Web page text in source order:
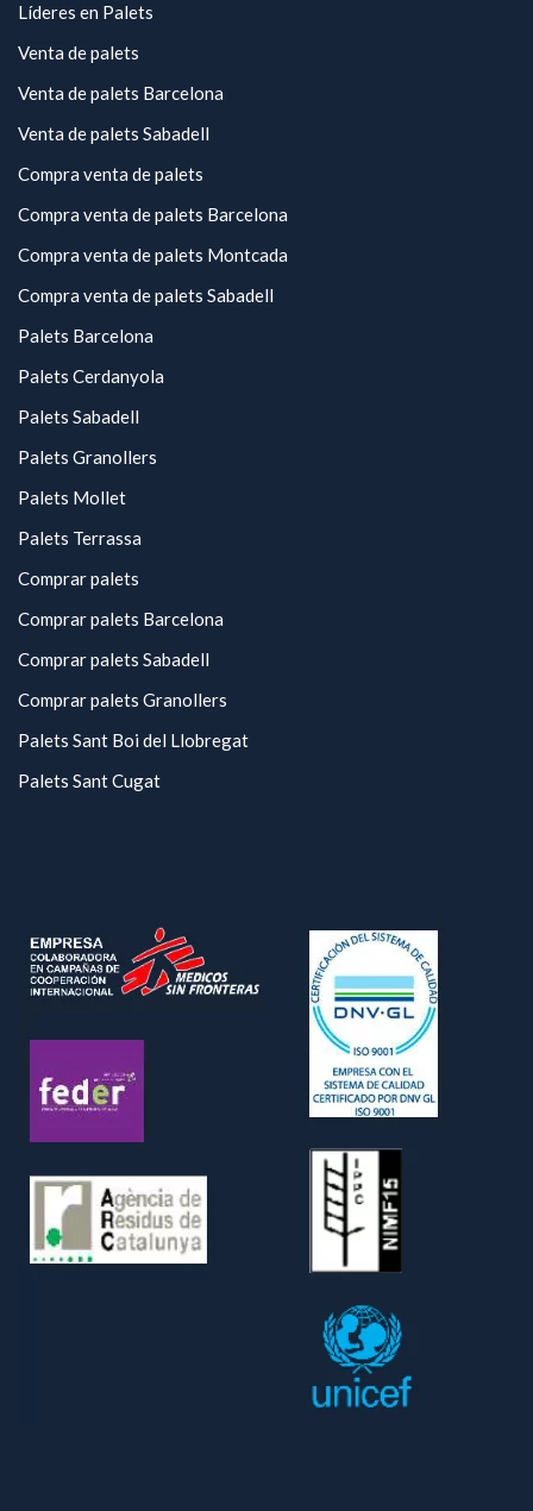
Líderes en Palets
Venta de palets
Venta de palets Barcelona
Venta de palets Sabadell
Compra venta de palets
Compra venta de palets Barcelona
Compra venta de palets Montcada
Compra venta de palets Sabadell
Palets Barcelona
Palets Cerdanyola
Palets Sabadell
Palets Granollers
Palets Mollet
Palets Terrassa
Comprar palets
Comprar palets Barcelona
Comprar palets Sabadell
Comprar palets Granollers
Palets Sant Boi del Llobregat
Palets Sant Cugat